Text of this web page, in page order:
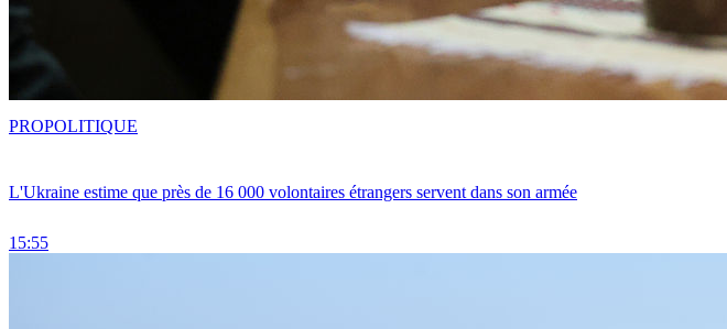
L'Ukraine estime que près de 16 000 volontaires étrangers servent dans son armée
15:55
PROPOLITIQUE